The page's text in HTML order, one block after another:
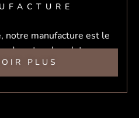
notre manufacture est le
de notre chocolat.
PLUS